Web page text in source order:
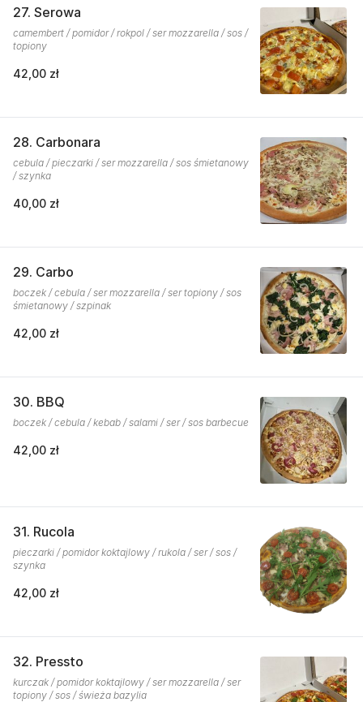
27. Serowa
camembert / pomidor / rokpol / ser mozzarella / sos /
topiony
42,00 zł
28. Carbonara
cebula / pieczarki / ser mozzarella / sos śmietanowy
/ szynka
40,00 zł
29. Carbo
boczek / cebula / ser mozzarella / ser topiony / sos
śmietanowy / szpinak
42,00 zł
30. BBQ
boczek / cebula / kebab / salami / ser / sos barbecue
42,00 zł
31. Rucola
pieczarki / pomidor koktajlowy / rukola / ser / sos /
szynka
42,00 zł
32. Pressto
kurczak / pomidor koktajlowy / ser mozzarella / ser
topiony / sos / świeża bazylia